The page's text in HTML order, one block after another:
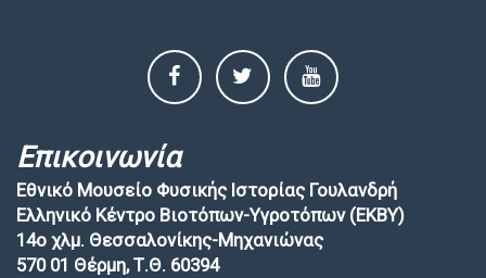
Επικοινωνία
Εθνικό Μουσείο Φυσικής Ιστορίας Γουλανδρή
Ελληνικό Κέντρο Βιοτόπων-Υγροτόπων (EKBY)
14ο χλμ. Θεσσαλονίκης-Μηχανιώνας
570 01 Θέρμη, Τ.Θ. 60394